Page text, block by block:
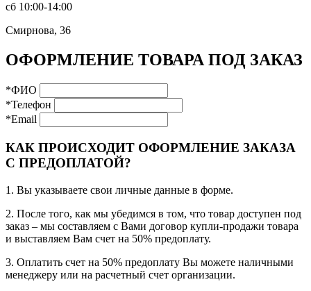
сб 10:00-14:00
Смирнова, 36
ОФОРМЛЕНИЕ ТОВАРА ПОД ЗАКАЗ
*ФИО
*Телефон
*Email
КАК ПРОИСХОДИТ ОФОРМЛЕНИЕ ЗАКАЗА
С ПРЕДОПЛАТОЙ?
1. Вы указываете свои личные данные в форме.
2. После того, как мы убедимся в том, что товар доступен под
заказ – мы составляем с Вами договор купли-продажи товара
и выставляем Вам счет на 50% предоплату.
3. Оплатить счет на 50% предоплату Вы можете наличными
менеджеру или на расчетный счет организации.